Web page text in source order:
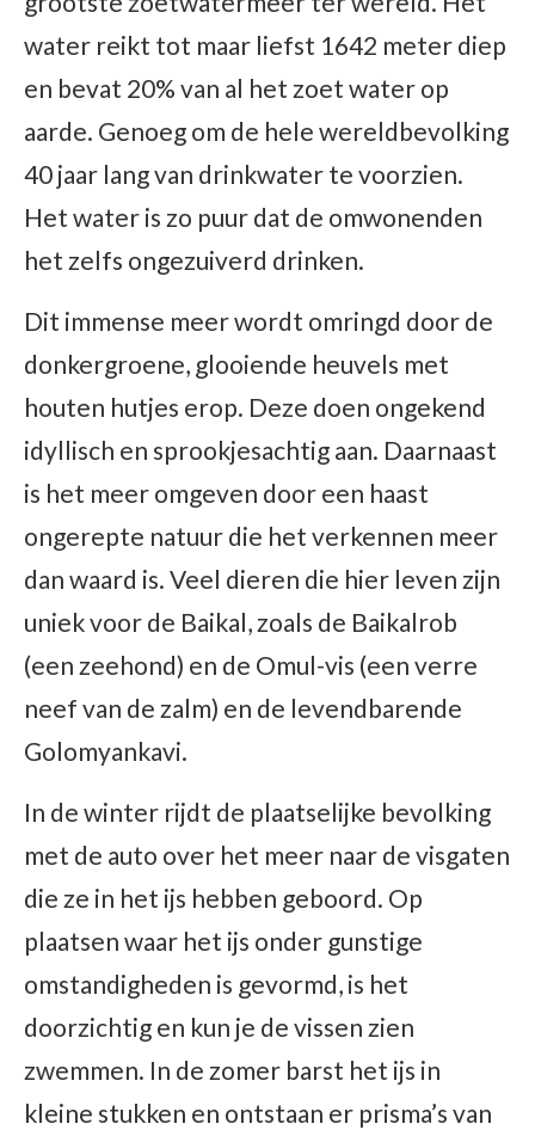
water reikt tot maar liefst 1642 meter diep
en bevat 20% van al het zoet water op
aarde. Genoeg om de hele wereldbevolking
40 jaar lang van drinkwater te voorzien.
Het water is zo puur dat de omwonenden
het zelfs ongezuiverd drinken.
Dit immense meer wordt omringd door de
donkergroene, glooiende heuvels met
houten hutjes erop. Deze doen ongekend
idyllisch en sprookjesachtig aan. Daarnaast
is het meer omgeven door een haast
ongerepte natuur die het verkennen meer
dan waard is. Veel dieren die hier leven zijn
uniek voor de Baikal, zoals de Baikalrob
(een zeehond) en de Omul-vis (een verre
neef van de zalm) en de levendbarende
Golomyankavi.
In de winter rijdt de plaatselijke bevolking
met de auto over het meer naar de visgaten
die ze in het ijs hebben geboord. Op
plaatsen waar het ijs onder gunstige
omstandigheden is gevormd, is het
doorzichtig en kun je de vissen zien
zwemmen. In de zomer barst het ijs in
kleine stukken en ontstaan er prisma’s van